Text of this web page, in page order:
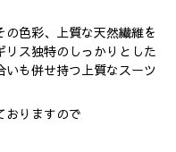
色彩、上質な天然繊維を
ス独特のしっかりとした
も併せ持つ上質なスーツ
おりますので